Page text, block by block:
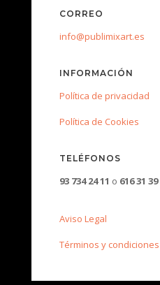
CORREO
info@publimixart.es
INFORMACIÓN
Política de privacidad
Política de Cookies
TELÉFONOS
93 734 24 11 o 616 31 39
Aviso Legal
Términos y condiciones